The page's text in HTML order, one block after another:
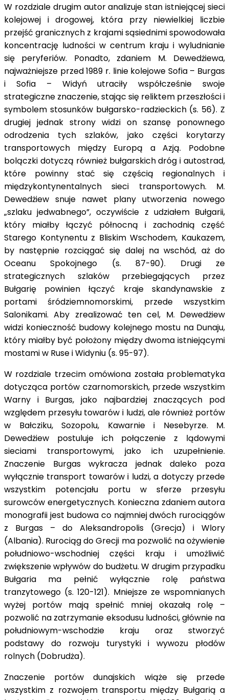
W rozdziale drugim autor analizuje stan istniejącej sieci
kolejowej i drogowej, która przy niewielkiej liczbie
przejść granicznych z krajami sąsiednimi spowodowała
koncentrację ludności w centrum kraju i wyludnianie
się peryferiów. Ponadto, zdaniem M. Dewedżiewa,
najważniejsze przed 1989 r. linie kolejowe Sofia – Burgas
i Sofia – Widyń utraciły współcześnie swoje
strategiczne znaczenie, stając się reliktem przeszłości i
symbolem stosunków bułgarsko-radzieckich (s. 56). Z
drugiej jednak strony widzi on szansę ponownego
odrodzenia tych szlaków, jako części korytarzy
transportowych między Europą a Azją. Podobne
bolączki dotyczą również bułgarskich dróg i autostrad,
które powinny stać się częścią regionalnych i
międzykontynentalnych sieci transportowych. M.
Dewedżiew snuje nawet plany utworzenia nowego
„szlaku jedwabnego”, oczywiście z udziałem Bułgarii,
który miałby łączyć północną i zachodnią część
Starego Kontynentu z Bliskim Wschodem, Kaukazem,
by następnie rozciągać się dalej na wschód, aż do
Oceanu Spokojnego (s. 87-90). Drugi ze
strategicznych szlaków przebiegających przez
Bułgarię powinien łączyć kraje skandynawskie z
portami śródziemnomorskimi, przede wszystkim
Salonikami. Aby zrealizować ten cel, M. Dewedżiew
widzi konieczność budowy kolejnego mostu na Dunaju,
który miałby być położony między dwoma istniejącymi
mostami w Ruse i Widyniu (s. 95-97).
W rozdziale trzecim omówiona została problematyka
dotycząca portów czarnomorskich, przede wszystkim
Warny i Burgas, jako najbardziej znaczących pod
względem przesyłu towarów i ludzi, ale również portów
w Bałcziku, Sozopolu, Kawarnie i Nesebyrze. M.
Dewedżiew postuluje ich połączenie z lądowymi
sieciami transportowymi, jako ich uzupełnienie.
Znaczenie Burgas wykracza jednak daleko poza
wyłącznie transport towarów i ludzi, a dotyczy przede
wszystkim potencjału portu w sferze przesyłu
surowców energetycznych. Konieczna zdaniem autora
monografii jest budowa co najmniej dwóch rurociągów
z Burgas – do Aleksandropolis (Grecja) i Wlory
(Albania). Rurociąg do Grecji ma pozwolić na ożywienie
południowo-wschodniej części kraju i umożliwić
zwiększenie wpływów do budżetu. W drugim przypadku
Bułgaria ma pełnić wyłącznie rolę państwa
tranzytowego (s. 120-121). Mniejsze ze wspomnianych
wyżej portów mają spełnić mniej okazałą rolę –
pozwolić na zatrzymanie eksodusu ludności, głównie na
południowym-wschodzie kraju oraz stworzyć
podstawy do rozwoju turystyki i wywozu płodów
rolnych (Dobrudża).
Znaczenie portów dunajskich wiąże się przede
wszystkim z rozwojem transportu między Bułgarią a